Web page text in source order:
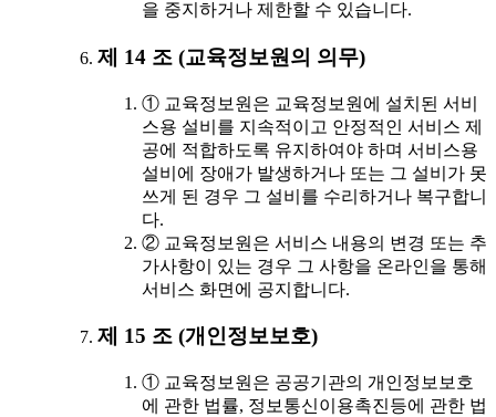
을 중지하거나 제한할 수 있습니다.
제 14 조 (교육정보원의 의무)
① 교육정보원은 교육정보원에 설치된 서비
스용 설비를 지속적이고 안정적인 서비스 제
공에 적합하도록 유지하여야 하며 서비스용
설비에 장애가 발생하거나 또는 그 설비가 못
쓰게 된 경우 그 설비를 수리하거나 복구합니
다.
② 교육정보원은 서비스 내용의 변경 또는 추
가사항이 있는 경우 그 사항을 온라인을 통해
서비스 화면에 공지합니다.
제 15 조 (개인정보보호)
① 교육정보원은 공공기관의 개인정보보호
에 관한 법률, 정보통신이용촉진등에 관한 법